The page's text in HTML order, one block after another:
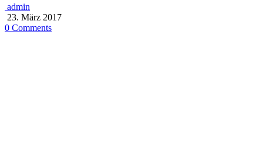
admin
23. März 2017
0 Comments